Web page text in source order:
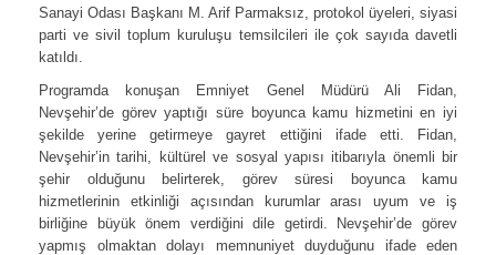
Sanayi Odası Başkanı M. Arif Parmaksız, protokol üyeleri, siyasi
parti ve sivil toplum kuruluşu temsilcileri ile çok sayıda davetli
katıldı.
Programda konuşan Emniyet Genel Müdürü Ali Fidan,
Nevşehir’de görev yaptığı süre boyunca kamu hizmetini en iyi
şekilde yerine getirmeye gayret ettiğini ifade etti. Fidan,
Nevşehir’in tarihi, kültürel ve sosyal yapısı itibarıyla önemli bir
şehir olduğunu belirterek, görev süresi boyunca kamu
hizmetlerinin etkinliği açısından kurumlar arası uyum ve iş
birliğine büyük önem verdiğini dile getirdi. Nevşehir’de görev
yapmış olmaktan dolayı memnuniyet duyduğunu ifade eden